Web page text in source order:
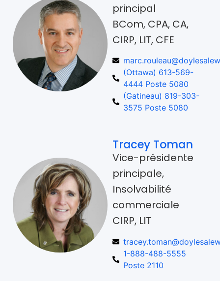
principal
BCom, CPA, CA,
CIRP, LIT, CFE
(Ottawa) 613-569-
4444 Poste 5080
(Gatineau) 819-303-
3575 Poste 5080
Tracey Toman
Vice-présidente
principale,
Insolvabilité
commerciale
CIRP, LIT
1-888-488-5555
Poste 2110